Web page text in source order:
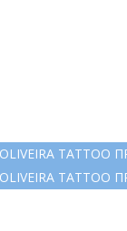
OLIVEIRA TATTOO
OLIVEIRA TATTOO